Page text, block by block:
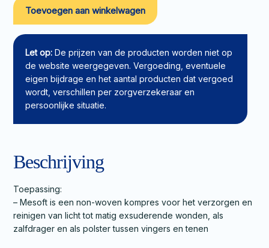
kompres
Mesoft
4-
laags
10x10cm
aantal
Toevoegen aan winkelwagen
Let op: De prijzen van de producten worden niet op
de website weergegeven. Vergoeding, eventuele
eigen bijdrage en het aantal producten dat vergoed
wordt, verschillen per zorgverzekeraar en
persoonlijke situatie.
Beschrijving
Toepassing:
– Mesoft is een non-woven kompres voor het verzorgen en
reinigen van licht tot matig exsuderende wonden, als
zalfdrager en als polster tussen vingers en tenen